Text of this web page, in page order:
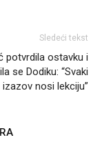
Sledeći tekst
potvrdila ostavku i
se Dodiku: “Svaki
izazov nosi lekciju”